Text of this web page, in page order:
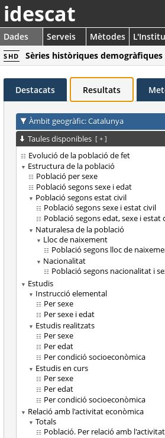
idescat
Dades Serveis Mètodes
SHD Sèries històriques demogràfiques
Destacats Resultats
Àmbit geogràfic: Catalunya
Taules disponibles [ + ]
Evolució de la població de fet
Estructura de la població
Població per sexe
Població segons sexe i edat
Població segons estat civil
Població segons sexe i estat civil
Població segons edat, sexe i estat
Naturalesa de la població
Lloc de naixement
Població segons lloc de
Nacionalitat
Població segons nacionalitat i
Estudis
Instrucció elemental
Per sexe
Per sexe i edat
Estudis realitzats
Per sexe
Per edat
Per condició socioeconòmica
Estudis en curs
Per sexe
Per edat
Per condició socioeconòmica
Relació amb l'activitat econòmica
Totals
Població. Per relació amb